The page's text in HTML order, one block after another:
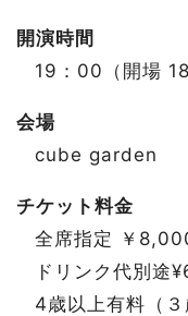
開演時間
19：00（開場
会場
cube garden
チケット料金
全席指定 ￥
ドリンク代別途
4歳以上有料（